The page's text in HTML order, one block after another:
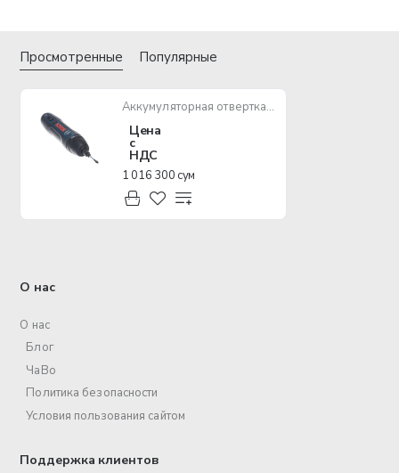
Просмотренные Популярные
Аккумуляторная отвертка BOSCH GO 2
Цена
с
НДС
1 016 300 сум
О нас
О нас
Блог
ЧаВо
Политика безопасности
Условия пользования сайтом
Поддержка клиентов